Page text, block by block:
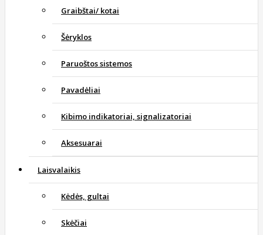
Graibštai/ kotai
Šėryklos
Paruoštos sistemos
Pavadėliai
Kibimo indikatoriai, signalizatoriai
Aksesuarai
Laisvalaikis
Kėdės, gultai
Skėčiai